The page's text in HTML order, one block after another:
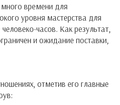
времени для
уровня мастерства для
часов. Как результат,
и ожидание поставки,
отметив его главные